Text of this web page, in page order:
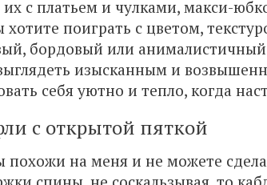
их с платьем и чулками, макси-
хотите поиграть с цветом,
бордовый или
изысканным и
себя уютно и тепло, когда
с открытой пяткой
похожи на меня и не можете